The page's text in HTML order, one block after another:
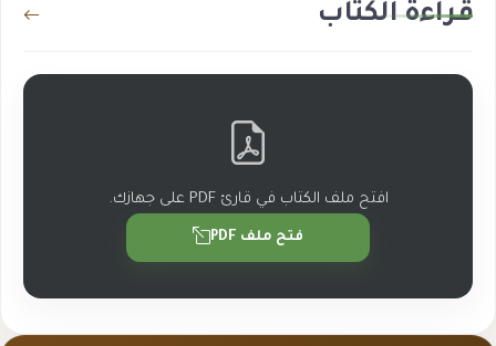
قراءة الكتاب
افتح ملف الكتاب في قارئ PDF على جهازك.
فتح ملف PDF